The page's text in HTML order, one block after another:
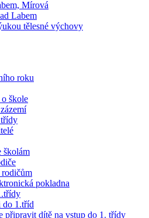
Labem
tělesné výchovy
roku
škole
školám
pokladna
do 1.tříd
připravit dítě na vstup do 1. třídy